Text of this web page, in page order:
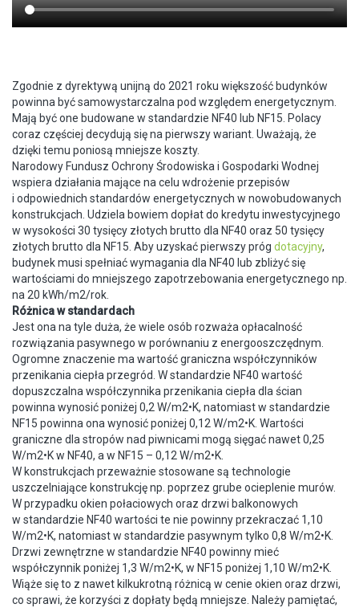
Zgodnie z dyrektywą unijną do 2021 roku większość budynków
powinna być samowystarczalna pod względem energetycznym.
Mają być one budowane w standardzie NF40 lub NF15. Polacy
coraz częściej decydują się na pierwszy wariant. Uważają, że
dzięki temu poniosą mniejsze koszty.
Narodowy Fundusz Ochrony Środowiska i Gospodarki Wodnej
wspiera działania mające na celu wdrożenie przepisów
i odpowiednich standardów energetycznych w nowobudowanych
konstrukcjach. Udziela bowiem dopłat do kredytu inwestycyjnego
w wysokości 30 tysięcy złotych brutto dla NF40 oraz 50 tysięcy
złotych brutto dla NF15. Aby uzyskać pierwszy próg dotacyjny,
budynek musi spełniać wymagania dla NF40 lub zbliżyć się
wartościami do mniejszego zapotrzebowania energetycznego np.
na 20 kWh/m2/rok.
Różnica w standardach
Jest ona na tyle duża, że wiele osób rozważa opłacalność
rozwiązania pasywnego w porównaniu z energooszczędnym.
Ogromne znaczenie ma wartość graniczna współczynników
przenikania ciepła przegród. W standardzie NF40 wartość
dopuszczalna współczynnika przenikania ciepła dla ścian
powinna wynosić poniżej 0,2 W/m2•K, natomiast w standardzie
NF15 powinna ona wynosić poniżej 0,12 W/m2•K. Wartości
graniczne dla stropów nad piwnicami mogą sięgać nawet 0,25
W/m2•K w NF40, a w NF15 – 0,12 W/m2•K.
W konstrukcjach przeważnie stosowane są technologie
uszczelniające konstrukcję np. poprzez grube ocieplenie murów.
W przypadku okien połaciowych oraz drzwi balkonowych
w standardzie NF40 wartości te nie powinny przekraczać 1,10
W/m2•K, natomiast w standardzie pasywnym tylko 0,8 W/m2•K.
Drzwi zewnętrzne w standardzie NF40 powinny mieć
współczynnik poniżej 1,3 W/m2•K, w NF15 poniżej 1,10 W/m2•K.
Wiąże się to z nawet kilkukrotną różnicą w cenie okien oraz drzwi,
co sprawi, że korzyści z dopłaty będą mniejsze. Należy pamiętać,